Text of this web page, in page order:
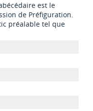
est le
de Préfiguration.
préalable tel que